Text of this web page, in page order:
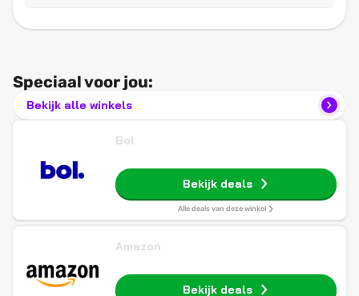
Speciaal voor jou:
Bekijk alle winkels
Bol
Bekijk deals
Alle deals van deze winkel
Amazon
Bekijk deals